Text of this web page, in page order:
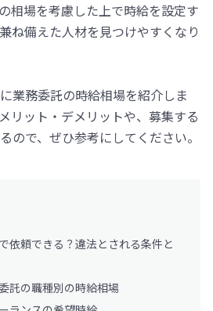
相場を考慮した上で時給を設定す
ね備えた人材を見つけやすくなり
業務委託の時給相場を紹介しま
リット・デメリットや、募集する
ので、ぜひ参考にしてください。
依頼できる？違法とされる条件と
託の職種別の時給相場